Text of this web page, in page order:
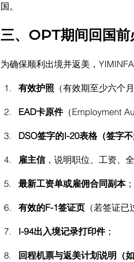
国。
三、OPT期间回国
为确保顺利出境并返美，
有效护照 （有效期至少六个
EAD卡原件（Employment
DSO签字的I-20表格（签字不
雇主信，说明职位、工资、
最新工资单或雇佣合同副本；
有效的F-1签证页 （若签证
I-94出入境记录打印件；
回程机票与返美计划说明（如